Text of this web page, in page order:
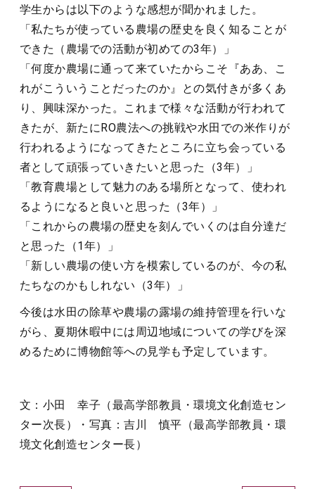
学生からは以下のような感想が聞かれました。
「私たちが使っている農場の歴史を良く知ることが
できた（農場での活動が初めての3年）」
「何度か農場に通って来ていたからこそ『ああ、こ
れがこういうことだったのか』との気付きが多くあ
り、興味深かった。これまで様々な活動が行われて
きたが、新たにRO農法への挑戦や水田での米作りが
行われるようになってきたところに立ち会っている
者として頑張っていきたいと思った（3年）」
「教育農場として魅力のある場所となって、使われ
るようになると良いと思った（3年）」
「これからの農場の歴史を刻んでいくのは自分達だ
と思った（1年）」
「新しい農場の使い方を模索しているのが、今の私
たちなのかもしれない（3年）」
今後は水田の除草や農場の露場の維持管理を行いな
がら、夏期休暇中には周辺地域についての学びを深
めるために博物館等への見学も予定しています。
文：小田 幸子（最高学部教員・環境文化創造セン
ター次長）・写真：吉川 慎平（最高学部教員・環
境文化創造センター長）